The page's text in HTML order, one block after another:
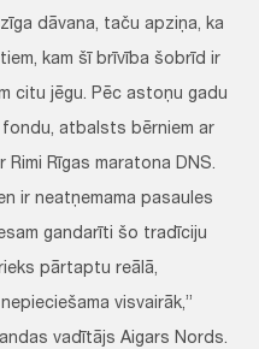
dāvana, taču apziņa, ka
kam šī brīvība šobrīd ir
citu jēgu. Pēc astoņu gadu
atbalsts bērniem ar
Rīgas maratona DNS.
ir neatņemama pasaules
gandarīti šo tradīciju
pārtaptu reālā,
visvairāk,”
vadītājs Aigars Nords.